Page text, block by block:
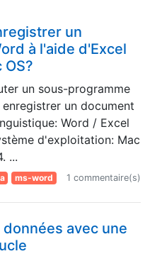
un
à l'aide d'Excel
OS?
un sous-programme
un document
Word / Excel
d'exploitation: Mac
...
ms-word 1 commentaire(s)
avec une